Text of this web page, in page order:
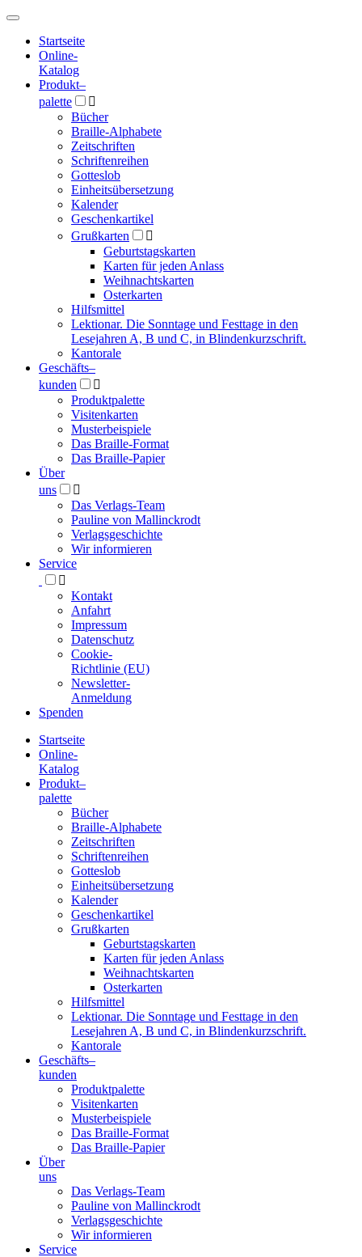
Hauptmenü
Hauptmenü
Startseite
Online-
Katalog
Produkt–
palette

Bücher
Braille-Alphabete
Zeitschriften
Schriftenreihen
Gotteslob
Einheitsübersetzung
Kalender
Geschenkartikel
Grußkarten

Geburtstagskarten
Karten für jeden Anlass
Weihnachtskarten
Osterkarten
Hilfsmittel
Lektionar. Die Sonntage und Festtage in den
Lesejahren A, B und C, in Blindenkurzschrift.
Kantorale
Geschäfts­–
kunden

Produktpalette
Visitenkarten
Musterbeispiele
Das Braille-Format
Das Braille-Papier
Über
uns

Das Verlags-Team
Pauline von Mallinckrodt
Verlagsgeschichte
Wir informieren
Service

Kontakt
Anfahrt
Impressum
Datenschutz
Cookie-
Richtlinie (EU)
Newsletter-
Anmeldung
Spenden
Blindenschrift-
Verlag
Druckerei
gGmbH
Startseite
Online-
Katalog
Produkt–
palette
Bücher
Braille-Alphabete
Zeitschriften
Schriftenreihen
Gotteslob
Einheitsübersetzung
Kalender
Geschenkartikel
Grußkarten
Geburtstagskarten
Karten für jeden Anlass
Weihnachtskarten
Osterkarten
Hilfsmittel
Lektionar. Die Sonntage und Festtage in den
Lesejahren A, B und C, in Blindenkurzschrift.
Kantorale
Geschäfts­–
kunden
Produktpalette
Visitenkarten
Musterbeispiele
Das Braille-Format
Das Braille-Papier
Über
uns
Das Verlags-Team
Pauline von Mallinckrodt
Verlagsgeschichte
Wir informieren
Service